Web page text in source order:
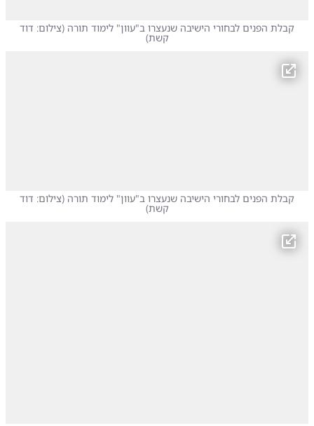
קבלת הפנים לבחורי הישיבה שנעצרו ב"עוון" לימוד תורה (צילום: דוד
קשת)
קבלת הפנים לבחורי הישיבה שנעצרו ב"עוון" לימוד תורה (צילום: דוד
קשת)